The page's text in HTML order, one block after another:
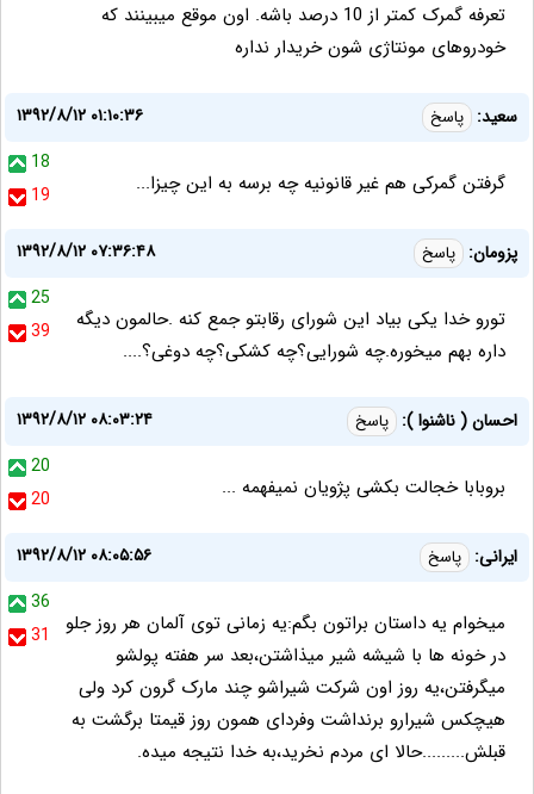
تعرفه گمرک کمتر از 10 درصد باشه. اون موقع میبینند که
خودروهای مونتاژی شون خریدار نداره
سعید: پاسخ
۱۳۹۲/۸/۱۲ ۰۱:۱۰:۳۶
18
19
گرفتن گمرکی هم غیر قانونیه چه برسه به این چیزا...
پزومان: پاسخ
۱۳۹۲/۸/۱۲ ۰۷:۳۶:۴۸
25
39
تورو خدا یکی بیاد این شورای رقابتو جمع کنه .حالمون دیگه
داره بهم میخوره.چه شورایی؟چه کشکی؟چه دوغی؟....
احسان ( ناشنوا ): پاسخ
۱۳۹۲/۸/۱۲ ۰۸:۰۳:۲۴
20
20
بروبابا خجالت بکشی پژویان نمیفهمه ...
ایرانی: پاسخ
۱۳۹۲/۸/۱۲ ۰۸:۰۵:۵۶
36
31
میخوام یه داستان براتون بگم:یه زمانی توی آلمان هر روز جلو
در خونه ها با شیشه شیر میذاشتن،بعد سر هفته پولشو
میگرفتن،یه روز اون شرکت شیراشو چند مارک گرون کرد ولی
هیچکس شیرارو برنداشت وفردای همون روز قیمتا برگشت به
قبلش.........حالا ای مردم نخرید،به خدا نتیجه میده.